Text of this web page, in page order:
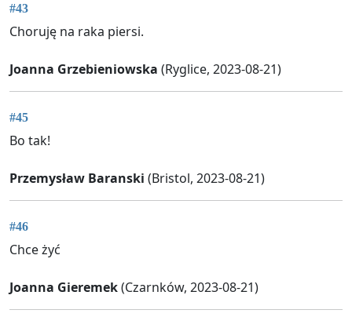
#43
Choruję na raka piersi.
Joanna Grzebieniowska (Ryglice, 2023-08-21)
#45
Bo tak!
Przemysław Baranski (Bristol, 2023-08-21)
#46
Chce żyć
Joanna Gieremek(Czarnków, 2023-08-21)